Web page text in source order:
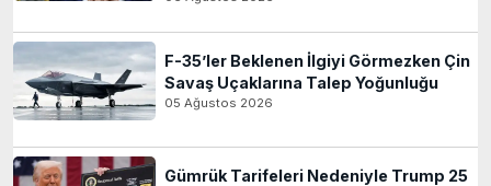
F-35’ler Beklenen İlgiyi Görmezken Çin
Savaş Uçaklarına Talep Yoğunluğu
05 Ağustos 2026
Gümrük Tarifeleri Nedeniyle Trump 25